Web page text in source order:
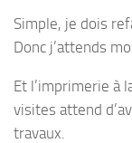
Simple, je dois
Donc j’attends
Et l’imprimerie à
visites attend
travaux.